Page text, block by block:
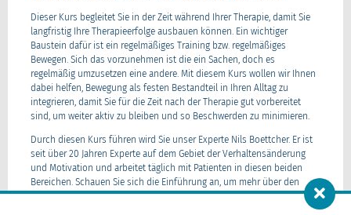
Dieser Kurs begleitet Sie in der Zeit während Ihrer Therapie, damit Sie
langfristig Ihre Therapieerfolge ausbauen können. Ein wichtiger
Baustein dafür ist ein regelmäßiges Training bzw. regelmäßiges
Bewegen. Sich das vorzunehmen ist die ein Sachen, doch es
regelmäßig umzusetzen eine andere. Mit diesem Kurs wollen wir Ihnen
dabei helfen, Bewegung als festen Bestandteil in Ihren Alltag zu
integrieren, damit Sie für die Zeit nach der Therapie gut vorbereitet
sind, um weiter aktiv zu bleiben und so Beschwerden zu minimieren.
Durch diesen Kurs führen wird Sie unser Experte Nils Boettcher. Er ist
seit über 20 Jahren Experte auf dem Gebiet der Verhaltensänderung
und Motivation und arbeitet täglich mit Patienten in diesen beiden
Bereichen. Schauen Sie sich die Einführung an, um mehr über den
Kurs, seinen Aufbau und die Techniken zur Verhaltensänderung zu